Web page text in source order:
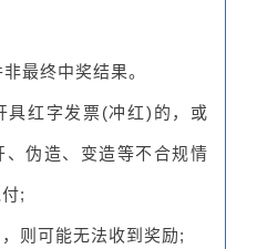
最终中奖结果。
具红字发票(冲红)的，或
伪造、变造等不合规情
;
则可能无法收到奖励;